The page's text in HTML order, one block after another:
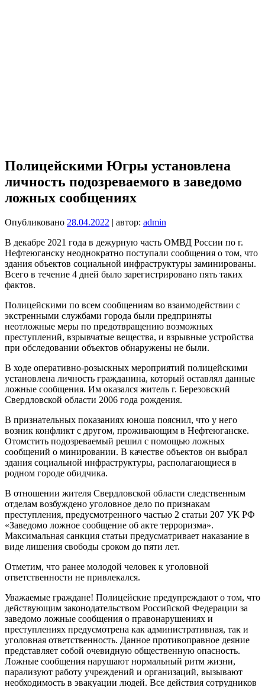
Полицейскими Югры установлена
личность подозреваемого в заведомо
ложных сообщениях
Опубликовано 28.04.2022 | автор: admin
В декабре 2021 года в дежурную часть ОМВД России по г.
Нефтеюганску неоднократно поступали сообщения о том, что
здания объектов социальной инфраструктуры заминированы.
Всего в течение 4 дней было зарегистрировано пять таких
фактов.
Полицейскими по всем сообщениям во взаимодействии с
экстренными службами города были предприняты
неотложные меры по предотвращению возможных
преступлений, взрывчатые вещества, и взрывные устройства
при обследовании объектов обнаружены не были.
В ходе оперативно-розыскных мероприятий полицейскими
установлена личность гражданина, который оставлял данные
ложные сообщения. Им оказался житель г. Березовский
Свердловской области 2006 года рождения.
В признательных показаниях юноша пояснил, что у него
возник конфликт с другом, проживающим в Нефтеюганске.
Отомстить подозреваемый решил с помощью ложных
сообщений о минировании. В качестве объектов он выбрал
здания социальной инфраструктуры, располагающиеся в
родном городе обидчика.
В отношении жителя Свердловской области следственным
отделам возбуждено уголовное дело по признакам
преступления, предусмотренного частью 2 статьи 207 УК РФ
«Заведомо ложное сообщение об акте терроризма».
Максимальная санкция статьи предусматривает наказание в
виде лишения свободы сроком до пяти лет.
Отметим, что ранее молодой человек к уголовной
ответственности не привлекался.
Уважаемые граждане! Полицейские предупреждают о том, что
действующим законодательством Российской Федерации за
заведомо ложные сообщения о правонарушениях и
преступлениях предусмотрена как административная, так и
уголовная ответственность. Данное противоправное деяние
представляет собой очевидную общественную опасность.
Ложные сообщения нарушают нормальный ритм жизни,
парализуют работу учреждений и организаций, вызывают
необходимость в эвакуации людей. Все действия сотрудников